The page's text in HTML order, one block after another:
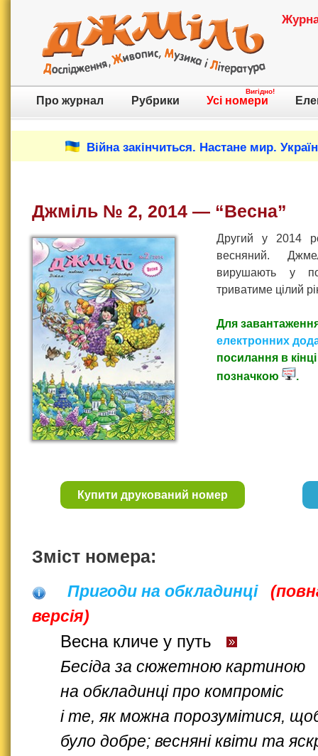
Про журнал Рубрики Усі номери
Вигідно!
Війна закінчиться. Настане мир.
Джміль № 2, 2014 — “Весна”
Другий у 2014
весняний.
вирушають у
триватиме цілий
Для
електронних
посилання в кінці
позначкою
.
Купити друкований номер
Зміст номера:
Пригоди на обкладинці
версія)
Весна кличе у путь
Бесіда за сюжетною картиною
на обкладинці про компроміс
і те, як можна порозумітися,
було добре; весняні квіти та